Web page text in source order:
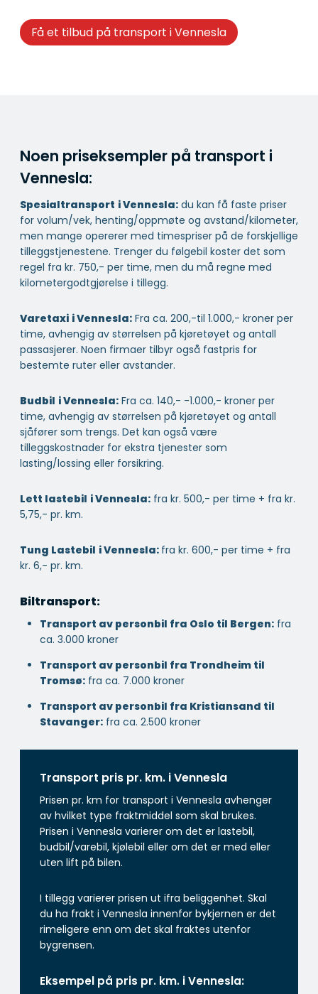
Få et tilbud på transport i Vennesla
Noen priseksempler på transport i
Vennesla:
Spesialtransport i Vennesla: du kan få faste priser
for volum/vek, henting/oppmøte og avstand/kilometer,
men mange opererer med timespriser på de forskjellige
tilleggstjenestene. Trenger du følgebil koster det som
regel fra kr. 750,- per time, men du må regne med
kilometergodtgjørelse i tillegg.
Varetaxi i Vennesla: Fra ca. 200,-til 1.000,- kroner per
time, avhengig av størrelsen på kjøretøyet og antall
passasjerer. Noen firmaer tilbyr også fastpris for
bestemte ruter eller avstander.
Budbil i Vennesla: Fra ca. 140,- -1.000,- kroner per
time, avhengig av størrelsen på kjøretøyet og antall
sjåfører som trengs. Det kan også være
tilleggskostnader for ekstra tjenester som
lasting/lossing eller forsikring.
Lett lastebil i Vennesla: fra kr. 500,- per time + fra kr.
5,75,- pr. km.
Tung Lastebil i Vennesla: fra kr. 600,- per time + fra
kr. 6,- pr. km.
Biltransport:
Transport av personbil fra Oslo til Bergen: fra
ca. 3.000 kroner
Transport av personbil fra Trondheim til
Tromsø: fra ca. 7.000 kroner
Transport av personbil fra Kristiansand til
Stavanger: fra ca. 2.500 kroner
Transport pris pr. km. i Vennesla
Prisen pr. km for transport i Vennesla avhenger
av hvilket type fraktmiddel som skal brukes.
Prisen i Vennesla varierer om det er lastebil,
budbil/varebil, kjølebil eller om det er med eller
uten lift på bilen.
I tillegg varierer prisen ut ifra beliggenhet. Skal
du ha frakt i Vennesla innenfor bykjernen er det
rimeligere enn om det skal fraktes utenfor
bygrensen.
Eksempel på pris pr. km. i Vennesla: